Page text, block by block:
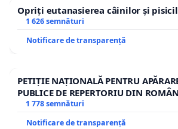
Opriți eutanasierea câinilor și
1 626 semnături
Notificare de transparență
PETIȚIE NAȚIONALĂ PENTRU
PUBLICE DE REPERTORIU DIN
1 778 semnături
Notificare de transparență